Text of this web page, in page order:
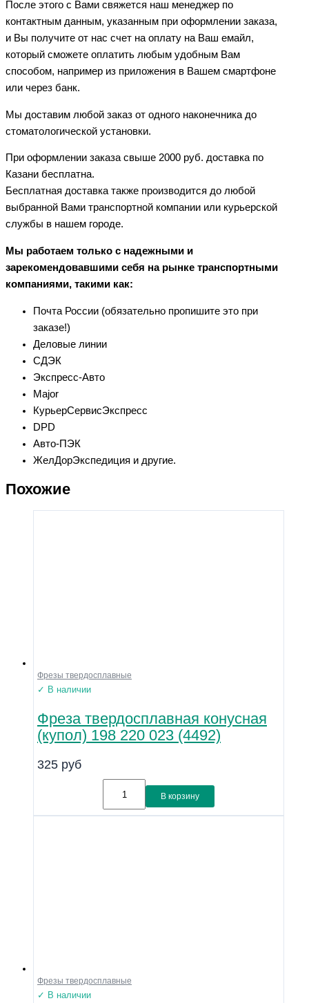
После этого с Вами свяжется наш менеджер по
контактным данным, указанным при оформлении заказа,
и Вы получите от нас счет на оплату на Ваш емайл,
который сможете оплатить любым удобным Вам
способом, например из приложения в Вашем смартфоне
или через банк.
Мы доставим любой заказ от одного наконечника до
стоматологической установки.
При оформлении заказа свыше 2000 руб. доставка по
Казани бесплатна.
Бесплатная доставка также производится до любой
выбранной Вами транспортной компании или курьерской
службы в нашем городе.
Мы работаем только с надежными и
зарекомендовавшими себя на рынке транспортными
компаниями, такими как:
Почта России (обязательно пропишите это при
заказе!)
Деловые линии
СДЭК
Экспресс-Авто
Major
КурьерСервисЭкспресс
DPD
Авто-ПЭК
ЖелДорЭкспедиция и другие.
Похожие
Фрезы твердосплавные
✓ В наличии
Фреза твердосплавная конусная
(купол) 198 220 023 (4492)
325 руб
В корзину
Фрезы твердосплавные
✓ В наличии